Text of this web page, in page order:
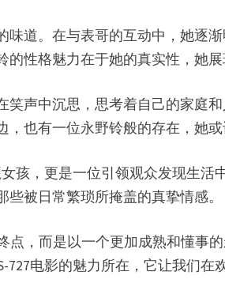
道。在与表哥的互动中，她逐
性格魅力在于她的真实性，她
声中沉思，思考着自己的家庭
也有一位永野铃般的存在，她
孩，更是一位引领观众发现生
被日常繁琐所掩盖的真挚情感。
点，而是以一个更加成熟和懂
727电影的魅力所在，它让我们